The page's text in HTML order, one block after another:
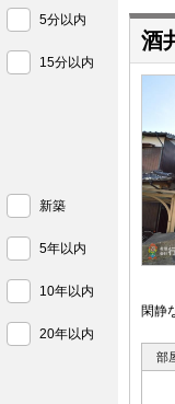
酒
閑静
部
5分以内
15分以内
新築
5年以内
10年以内
20年以内